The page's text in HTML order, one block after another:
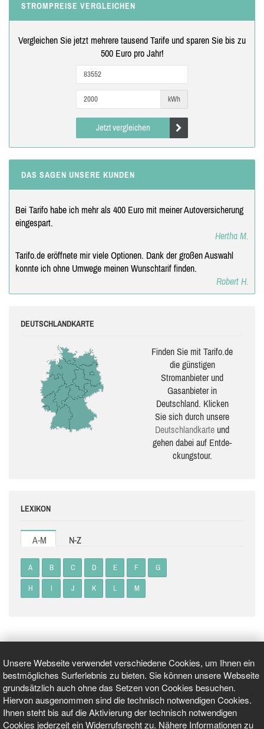
Unsere Webseite verwendet verschiedene Cookies, um Ihnen ein
bestmögliches Surferlebnis zu bieten. Sie können unsere Webseite
grundsätzlich auch ohne das Setzen von Cookies besuchen.
Hiervon ausgenommen sind die technisch notwendigen Cookies.
Ihnen steht bis auf die Aktivierung der technisch notwendigen
Cookies jederzeit ein Widerrufsrecht zu. Nähere Informationen zu
STROMPREISE VERGLEICHEN
Vergleichen Sie jetzt mehrere tausend Tarife und sparen Sie bis zu
500 Euro pro Jahr!
kWh
Jetzt vergleichen
DAS SAGEN UNSERE KUNDEN
Bei Tarifo habe ich mehr als 400 Euro mit meiner Autoversicherung
eingespart.
Hertha M.
Tarifo.de eröffnete mir viele Optionen. Dank der großen Auswahl
konnte ich ohne Umwege meinen Wunschtarif finden.
Robert H.
DEUTSCHLANDKARTE
Finden Sie mit Tarifo.de
die güns­ti­gen
Stromanbieter und
Gasanbieter in
Deutschland. Klicken
Sie sich durch unsere
Deutsch­land­karte und
gehen dabei auf Ent­de­
ckungs­tour.
LEXIKON
A-M N-Z
A B C D E F G
H I J K L M
GEPRÜFT UND ZERTIFIZIERT
AKTUELLE NACHRICHTEN